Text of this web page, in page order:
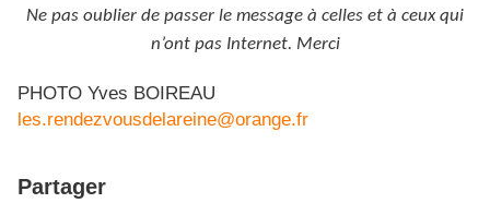
Ne pas oublier de passer le message à celles et à ceux qui
n’ont pas Internet. Merci
PHOTO Yves BOIREAU
les.rendezvousdelareine@orange.fr
Partager